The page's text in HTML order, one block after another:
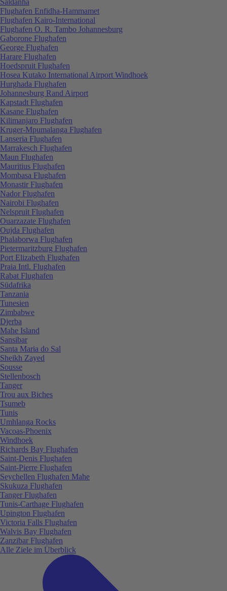
Flughafen Enfidha-Hammamet
Flughafen Kairo-International
Flughafen O. R. Tambo Johannesburg
Gaborone Flughafen
George Flughafen
Harare Flughafen
Hoedspruit Flughafen
Hosea Kutako International Airport Windhoek
Hurghada Flughafen
Johannesburg Rand Airport
Kapstadt Flughafen
Kasane Flughafen
Kilimanjaro Flughafen
Kruger-Mpumalanga Flughafen
Lanseria Flughafen
Marrakesch Flughafen
Maun Flughafen
Mauritius Flughafen
Mombasa Flughafen
Monastir Flughafen
Nador Flughafen
Nairobi Flughafen
Nelspruit Flughafen
Ouarzazate Flughafen
Oujda Flughafen
Phalaborwa Flughafen
Pietermaritzburg Flughafen
Port Elizabeth Flughafen
Praia Intl. Flughafen
Rabat Flughafen
Südafrika
Tanzania
Tunesien
Zimbabwe
Djerba
Mahe Island
Sansibar
Santa Maria do Sal
Sheikh Zayed
Sousse
Stellenbosch
Tanger
Trou aux Biches
Tsumeb
Tunis
Umhlanga Rocks
Vacoas-Phoenix
Windhoek
Richards Bay Flughafen
Saint-Denis Flughafen
Saint-Pierre Flughafen
Seychellen Flughafen Mahe
Skukuza Flughafen
Tanger Flughafen
Tunis-Carthage Flughafen
Upington Flughafen
Victoria Falls Flughafen
Walvis Bay Flughafen
Zanzibar Flughafen
Alle Ziele im Überblick